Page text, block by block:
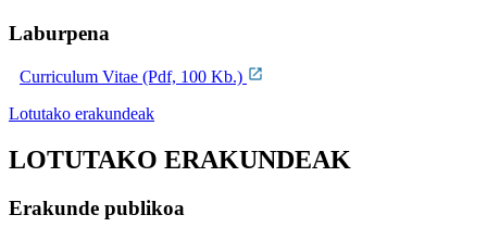
Laburpena
Curriculum Vitae (Pdf, 100 Kb.)
Lotutako erakundeak
LOTUTAKO ERAKUNDEAK
Erakunde publikoa